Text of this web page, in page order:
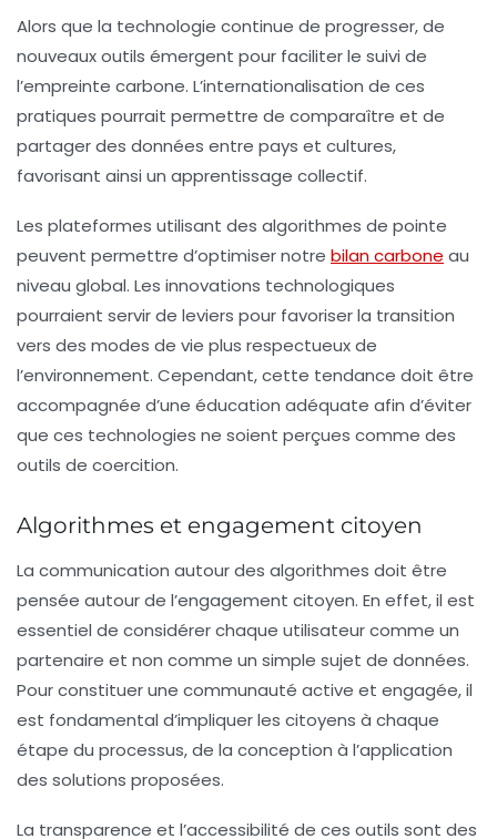
Alors que la technologie continue de progresser, de
nouveaux outils émergent pour faciliter le suivi de
l’empreinte carbone. L’internationalisation de ces
pratiques pourrait permettre de comparaître et de
partager des données entre pays et cultures,
favorisant ainsi un apprentissage collectif.
Les plateformes utilisant des algorithmes de pointe
peuvent permettre d’optimiser notre bilan carbone au
niveau global. Les innovations technologiques
pourraient servir de leviers pour favoriser la transition
vers des modes de vie plus respectueux de
l’environnement. Cependant, cette tendance doit être
accompagnée d’une éducation adéquate afin d’éviter
que ces technologies ne soient perçues comme des
outils de coercition.
Algorithmes et engagement citoyen
La communication autour des algorithmes doit être
pensée autour de l’engagement citoyen. En effet, il est
essentiel de considérer chaque utilisateur comme un
partenaire et non comme un simple sujet de données.
Pour constituer une communauté active et engagée, il
est fondamental d’impliquer les citoyens à chaque
étape du processus, de la conception à l’application
des solutions proposées.
La transparence et l’accessibilité de ces outils sont des